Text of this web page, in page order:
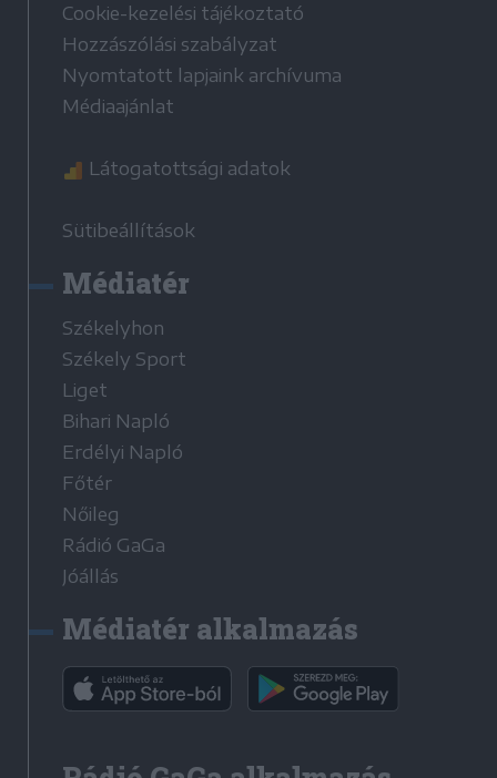
Cookie-kezelési tájékoztató
Hozzászólási szabályzat
Nyomtatott lapjaink archívuma
Médiaajánlat
Látogatottsági adatok
Sütibeállítások
Médiatér
Székelyhon
Székely Sport
Liget
Bihari Napló
Erdélyi Napló
Főtér
Nőileg
Rádió GaGa
Jóállás
Médiatér alkalmazás